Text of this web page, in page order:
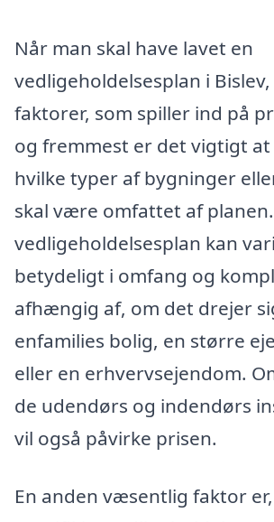
Når man skal have lavet en
vedligeholdelsesplan i
faktorer, som spiller ind på
og fremmest er det vigtigt at
hvilke typer af bygninger
skal være omfattet af
vedligeholdelsesplan kan
betydeligt i omfang og
afhængig af, om det drejer
enfamilies bolig, en større
eller en erhvervsejendom.
de udendørs og indendørs
vil også påvirke prisen.
En anden væsentlig faktor